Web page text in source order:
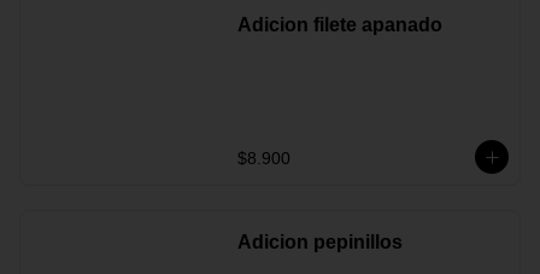
Adicion filete apanado
$8.900
Adicion pepinillos